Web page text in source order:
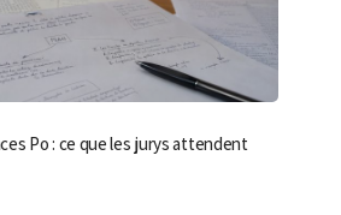
Po : ce que les jurys attendent